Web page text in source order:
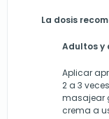
La dosis
Adultos y
Aplicar
2 a 3
masajear
crema a